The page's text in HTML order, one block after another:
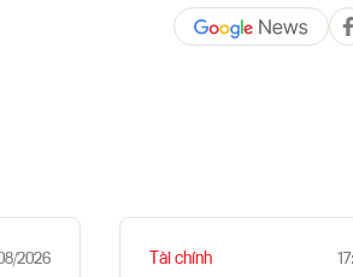
2026 Tài chính